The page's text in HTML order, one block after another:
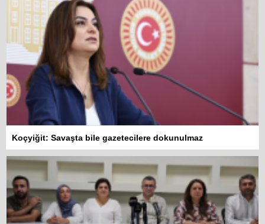
Koçyiğit: Savaşta bile gazetecilere dokunulmaz